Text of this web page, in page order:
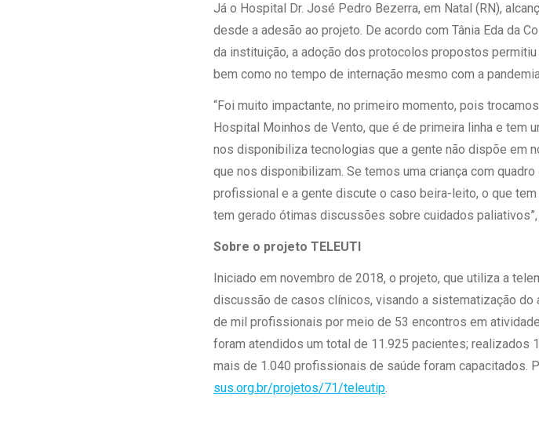
Já o Hospital Dr. José Pedro Bezerra, em Natal (RN),
desde a adesão ao projeto. De acordo com Tânia Eda da
da instituição, a adoção dos protocolos propostos
bem como no tempo de internação mesmo com a
“Foi muito impactante, no primeiro momento, pois
Hospital Moinhos de Vento, que é de primeira linha e tem
nos disponibiliza tecnologias que a gente não dispõe em
que nos disponibilizam. Se temos uma criança com
profissional e a gente discute o caso beira-leito, o que
tem gerado ótimas discussões sobre cuidados paliativos”,
Sobre o projeto TELEUTI
Iniciado em novembro de 2018, o projeto, que utiliza a
discussão de casos clínicos, visando a sistematização do
de mil profissionais por meio de 53 encontros em
foram atendidos um total de 11.925 pacientes; realizados
mais de 1.040 profissionais de saúde foram capacitados.
sus.org.br/projetos/71/teleutip.